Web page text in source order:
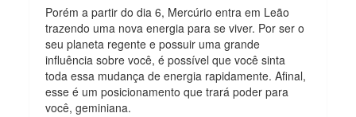
Porém a partir do dia 6, Mercúrio entra em Leão
trazendo uma nova energia para se viver. Por ser o
seu planeta regente e possuir uma grande
influência sobre você, é possível que você sinta
toda essa mudança de energia rapidamente. Afinal,
esse é um posicionamento que trará poder para
você, geminiana.